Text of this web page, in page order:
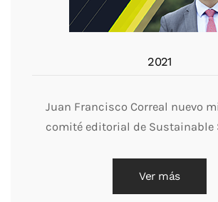
2021
Juan Francisco Correal nuevo
comité editorial de Sustainable
Ver más